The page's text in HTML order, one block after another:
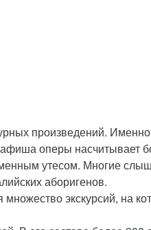
произведений.
оперы насчитывает
утесом. Многие
аборигенов.
экскурсий, на